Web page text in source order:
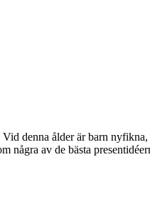
denna ålder är barn
av de bästa